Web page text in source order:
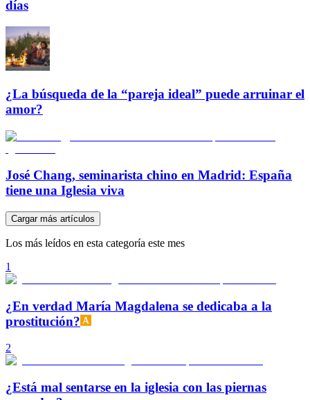
días
¿La búsqueda de la “pareja ideal” puede arruinar el
amor?
José Chang, seminarista chino en Madrid: España
tiene una Iglesia viva
Cargar más artículos
Los más leídos en esta categoría este mes
1
¿En verdad María Magdalena se dedicaba a la
prostitución?
2
¿Está mal sentarse en la iglesia con las piernas